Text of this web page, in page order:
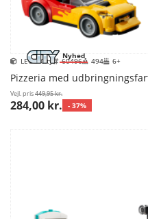
Nyhed
LEGO City 60496 494 6+
Pizzeria med
Vejl. pris449,95 kr.
284,00 kr. - 37%